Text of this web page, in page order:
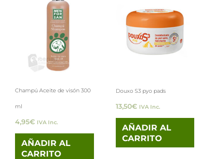
Champú Aceite de visón 300
ml
4,95€ IVA Inc.
AÑADIR AL
CARRITO
Douxo S3 pyo pads
13,50€ IVA Inc.
AÑADIR AL
CARRITO